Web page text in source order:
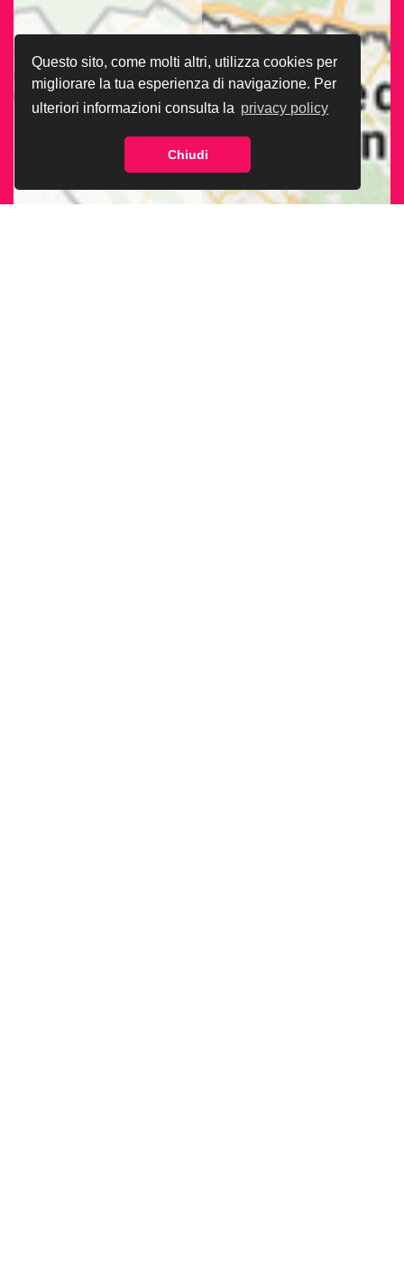
Questo sito, come molti altri, utilizza cookies per
migliorare la tua esperienza di navigazione. Per
ulteriori informazioni consulta la privacy policy
Chiudi